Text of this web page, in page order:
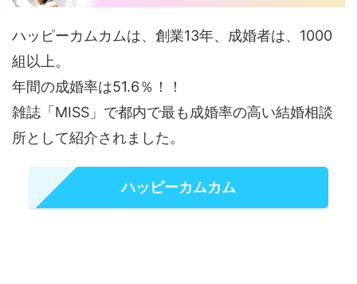
ハッピーカムカムは、創業13年、成婚者は、1000
組以上。
年間の成婚率は51.6％！！
雑誌「MISS」で都内で最も成婚率の高い結婚相談
所として紹介されました。
ハッピーカムカム